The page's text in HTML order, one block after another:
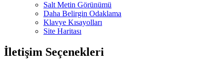
Salt Metin Görünümü
Daha Belirgin Odaklama
Klavye Kısayolları
Site Haritası
İletişim Seçenekleri